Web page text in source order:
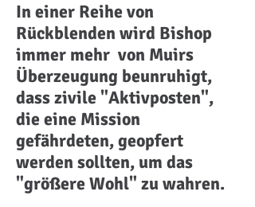
In einer Reihe von
Rückblenden wird Bishop
immer mehr von Muirs
Überzeugung beunruhigt,
dass zivile "Aktivposten",
die eine Mission
gefährdeten, geopfert
werden sollten, um das
"größere Wohl" zu wahren.